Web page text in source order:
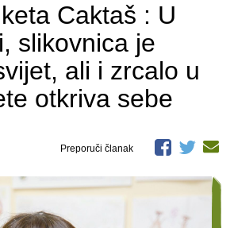
Caktaš : U
slikovnica je
ali i zrcalo u
otkriva sebe
Preporuči članak